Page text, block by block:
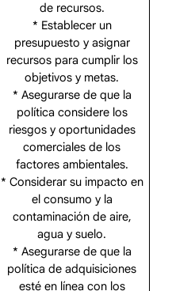
de recursos.
* Establecer un
presupuesto y asignar
recursos para cumplir los
objetivos y metas.
* Asegurarse de que la
política considere los
riesgos y oportunidades
comerciales de los
factores ambientales.
* Considerar su impacto en
el consumo y la
contaminación de aire,
agua y suelo.
* Asegurarse de que la
política de adquisiciones
esté en línea con los